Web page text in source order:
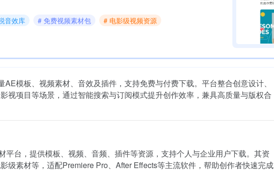
音效库 # 免费视频素材包
# 电影级视频资源
模板、视频素材、音效及插件，支持免费与付费下载。平台整合创意设计、
视项目等场景，通过智能搜索与订阅模式提升创作效率，兼具高质量与版权合
台，提供模板、视频、音频、插件等资源，支持个人与企业用户下载。其资
级素材等，适配Premiere Pro、After Effects等主流软件，帮助创作者快速完成